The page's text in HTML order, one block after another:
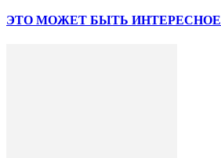
ЭТО МОЖЕТ БЫТЬ ИНТЕРЕСНО